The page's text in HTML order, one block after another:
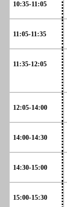
10:35-11:05
11:05-11:35
11:35-12:05
12:05-14:00
14:00-14:30
14:30-15:00
15:00-15:30